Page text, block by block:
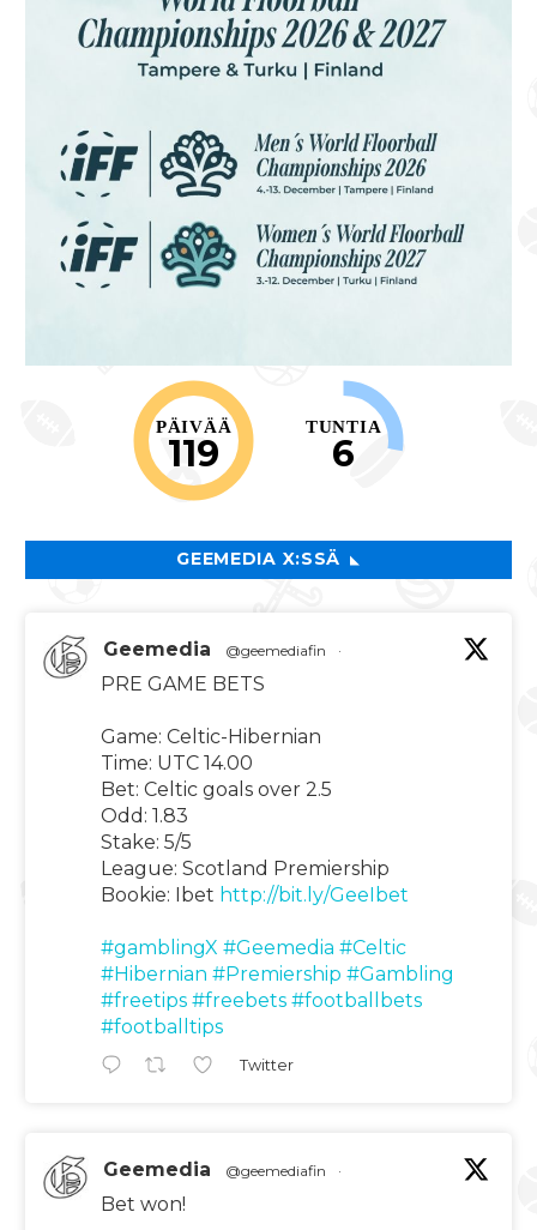
PÄIVÄÄ
119
TUNTIA
6
GEEMEDIA X:SSÄ
Geemedia @geemediafin ·
PRE GAME BETS
Game: Celtic-Hibernian
Time: UTC 14.00
Bet: Celtic goals over 2.5
Odd: 1.83
Stake: 5/5
League: Scotland Premiership
Bookie: Ibet http://bit.ly/GeeIbet
#gamblingX #Geemedia #Celtic
#Hibernian #Premiership #Gambling
#freetips #freebets #footballbets
#footballtips
Twitter
Geemedia @geemediafin ·
Bet won!